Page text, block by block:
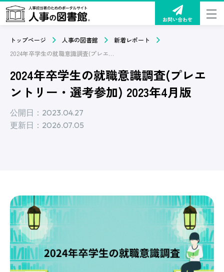
お問い合わせ
トップページ 人事の図書館
新着レポート
2024年卒学生の就職意識調査(プレエントリー・選考参加) 2023年4月版
2024年卒学生の就職意識調査(プレエ
ントリー・選考参加) 2023年4月版
公開日：2023.04.27
更新日：2026.07.05